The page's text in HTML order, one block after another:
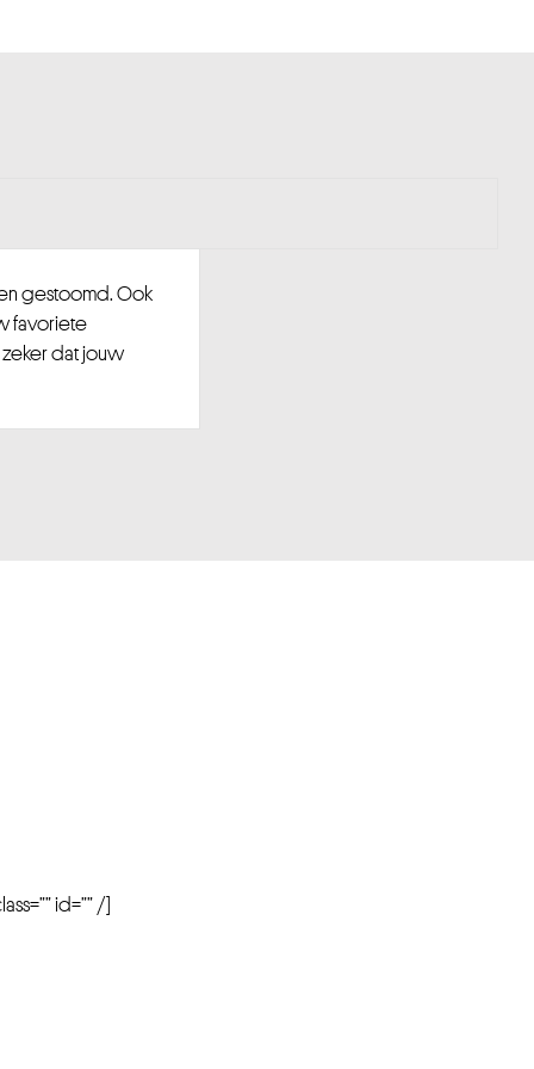
gestoomd. Ook
favoriete
dat jouw
id=”” /]